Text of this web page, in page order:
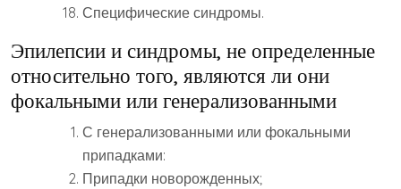
Специфические синдромы.
Эпилепсии и синдромы, не определенные
относительно того, являются ли они
фокальными или генерализованными
С генерализованными или фокальными
припадками:
Припадки новорожденных;